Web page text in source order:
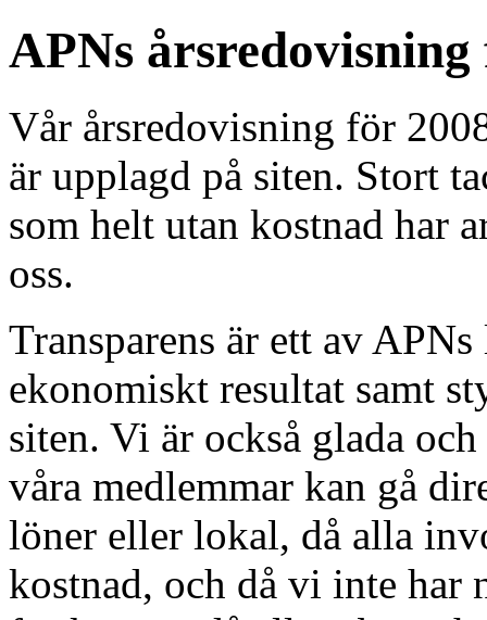
APNs årsredovisning
Vår årsredovisning för
är upplagd på siten. Stort
som helt utan kostnad har
oss.
Transparens är ett av
ekonomiskt resultat samt
siten. Vi är också glada
våra medlemmar kan gå
löner eller lokal, då alla
kostnad, och då vi inte har